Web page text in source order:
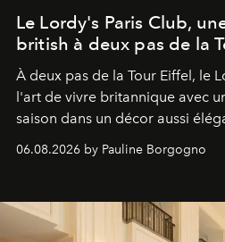
Le Lordy's Paris Club,
british à deux pas de la
À deux pas de la Tour Eiffel, le
l'art de vivre britannique avec
saison dans un décor aussi
06.08.2026 by Pauline Borgogno